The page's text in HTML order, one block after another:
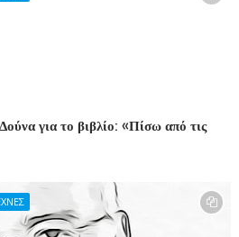
για το βιβλίο: «Πίσω από τις